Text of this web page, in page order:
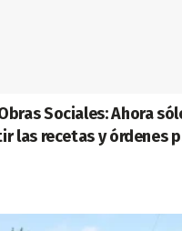
Sociales: Ahora
las recetas y órdenes